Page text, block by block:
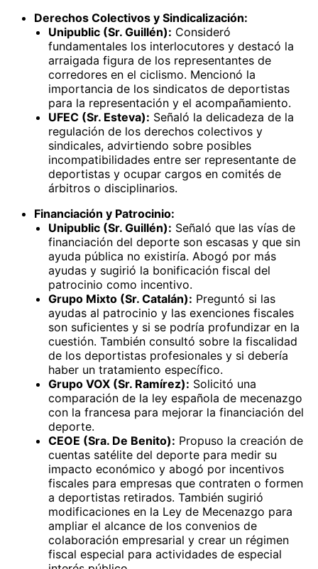
Derechos Colectivos y Sindicalización:
Unipublic (Sr. Guillén): Consideró
fundamentales los interlocutores y destacó la
arraigada figura de los representantes de
corredores en el ciclismo. Mencionó la
importancia de los sindicatos de deportistas
para la representación y el acompañamiento.
UFEC (Sr. Esteva): Señaló la delicadeza de la
regulación de los derechos colectivos y
sindicales, advirtiendo sobre posibles
incompatibilidades entre ser representante de
deportistas y ocupar cargos en comités de
árbitros o disciplinarios.
Financiación y Patrocinio:
Unipublic (Sr. Guillén): Señaló que las vías de
financiación del deporte son escasas y que sin
ayuda pública no existiría. Abogó por más
ayudas y sugirió la bonificación fiscal del
patrocinio como incentivo.
Grupo Mixto (Sr. Catalán): Preguntó si las
ayudas al patrocinio y las exenciones fiscales
son suficientes y si se podría profundizar en la
cuestión. También consultó sobre la fiscalidad
de los deportistas profesionales y si debería
haber un tratamiento específico.
Grupo VOX (Sr. Ramírez): Solicitó una
comparación de la ley española de mecenazgo
con la francesa para mejorar la financiación del
deporte.
CEOE (Sra. De Benito): Propuso la creación de
cuentas satélite del deporte para medir su
impacto económico y abogó por incentivos
fiscales para empresas que contraten o formen
a deportistas retirados. También sugirió
modificaciones en la Ley de Mecenazgo para
ampliar el alcance de los convenios de
colaboración empresarial y crear un régimen
fiscal especial para actividades de especial